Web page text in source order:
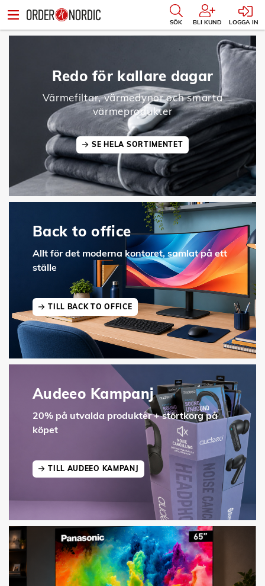
SÖK BLI KUND LOGGA IN
Redo för kallare dagar
Värmefiltar, värmedynor och smarta
värmeprodukter
SE HELA SORTIMENTET
Back to office
Allt för det moderna kontoret, samlat på ett
ställe
TILL BACK TO OFFICE
Audeeo Kampanj
20% på utvalda produkter + störtkorg på
köpet
TILL AUDEEO KAMPANJ